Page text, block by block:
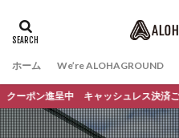
ホーム We’re ALOHAGROUND
ャッシュレス決済ご利用可能です